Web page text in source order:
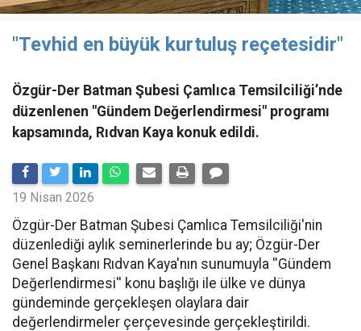
"Tevhid en büyük kurtuluş reçetesidir"
Özgür-Der Batman Şubesi Çamlıca Temsilciliği’nde
düzenlenen "Gündem Değerlendirmesi" programı
kapsamında, Rıdvan Kaya konuk edildi.
19 Nisan 2026
​Özgür-Der Batman Şubesi Çamlıca Temsilciliği'nin
düzenlediği aylık seminerlerinde bu ay; Özgür-Der
Genel Başkanı Rıdvan Kaya'nın sunumuyla ''Gündem
Değerlendirmesi'' konu başlığı ile ülke ve dünya
gündeminde gerçekleşen olaylara dair
değerlendirmeler çerçevesinde gerçekleştirildi.